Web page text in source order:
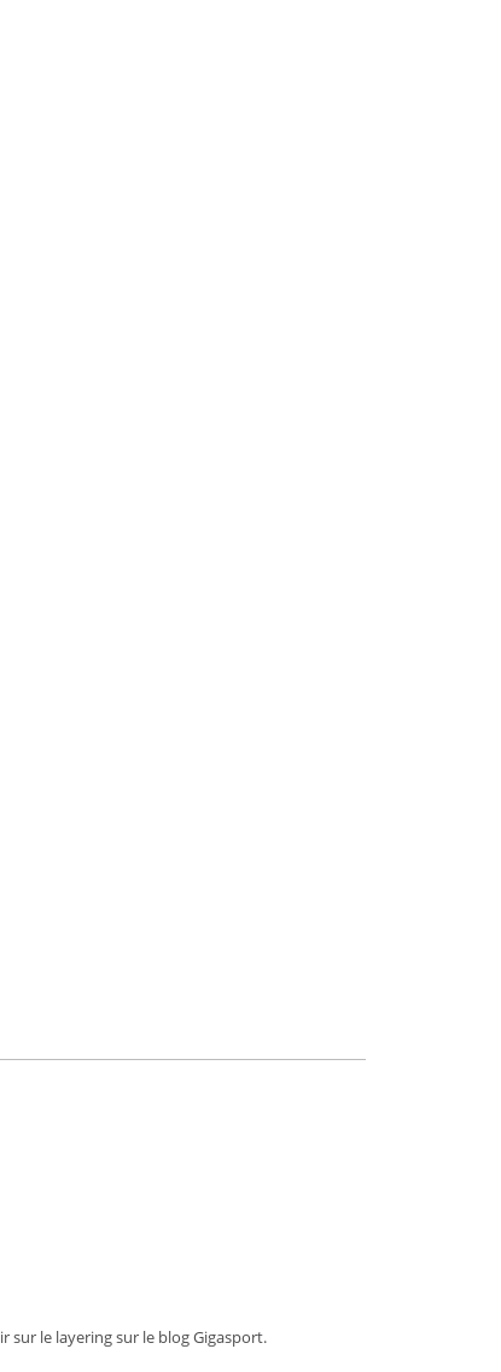
sur le layering sur le blog Gigasport.